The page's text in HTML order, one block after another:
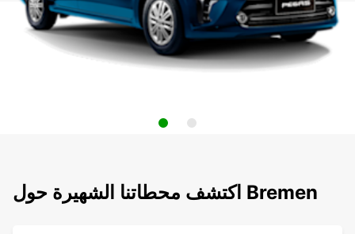
اكتشف محطاتنا الشهيرة حول Bremen